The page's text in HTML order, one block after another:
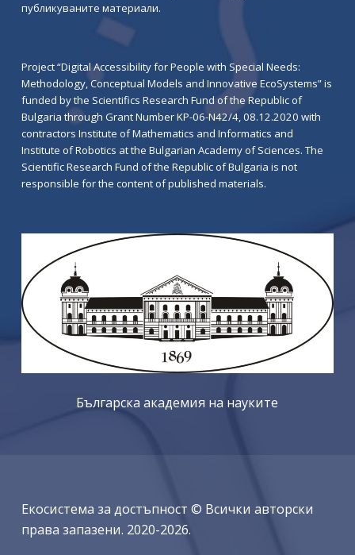
публикуваните материали.
Project “Digital Accessibility for People with Special Needs:
Methodology, Conceptual Models and Innovative EcoSystems” is
funded by the Scientifics Research Fund of the Republic of
Bulgaria through Grant Number KP-06-N42/4, 08.12.2020 with
contractors Institute of Mathematics and Informatics and
Institute of Robotics at the Bulgarian Academy of Sciences. The
Scientific Research Fund of the Republic of Bulgaria is not
responsible for the content of published materials.
Българска академия на науките
Екосистема за достъпност © Всички авторски
права запазени. 2020-2026.